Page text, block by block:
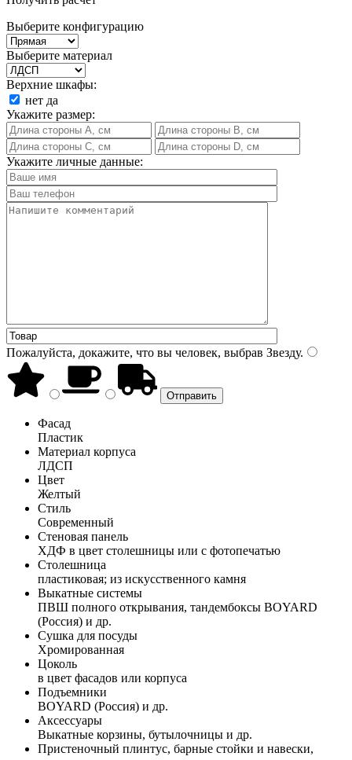
Выберите конфигурацию
Выберите материал
Верхние шкафы:
нет да
Укажите размер:
Укажите личные данные:
Пожалуйста, докажите, что вы человек, выбрав Звезду.
Фасад
Пластик
Материал корпуса
ЛДСП
Цвет
Желтый
Стиль
Современный
Стеновая панель
ХДФ в цвет столешницы или с фотопечатью
Столешница
пластиковая; из искусственного камня
Выкатные системы
ПВШ полного открывания, тандембоксы BOYARD
(Россия) и др.
Сушка для посуды
Хромированная
Цоколь
в цвет фасадов или корпуса
Подъемники
BOYARD (Россия) и др.
Аксессуары
Выкатные корзины, бутылочницы и др.
Пристеночный плинтус, барные стойки и навески,